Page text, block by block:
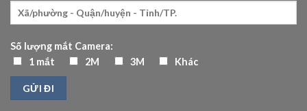
Số lượng mắt Camera:
1 mắt
2M 3M Khác